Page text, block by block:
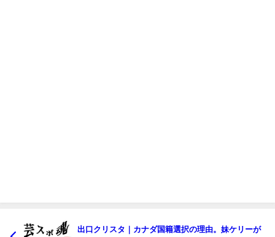
出口クリスタ｜カナダ国籍選択の理由。妹ケリーが